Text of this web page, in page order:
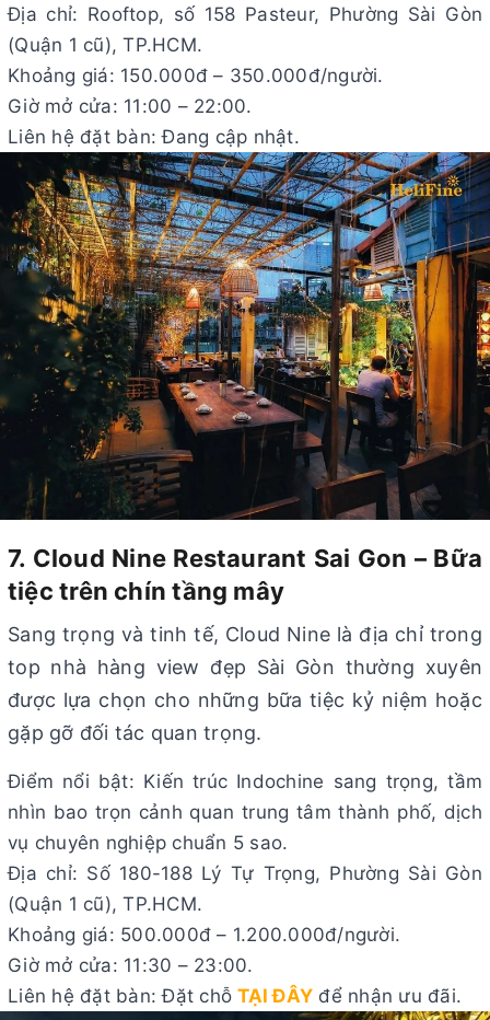
Địa chỉ: Rooftop, số 158 Pasteur, Phường Sài Gòn
(Quận 1 cũ), TP.HCM.
Khoảng giá: 150.000đ – 350.000đ/người.
Giờ mở cửa: 11:00 – 22:00.
Liên hệ đặt bàn: Đang cập nhật.
7. Cloud Nine Restaurant Sai Gon – Bữa
tiệc trên chín tầng mây
Sang trọng và tinh tế, Cloud Nine là địa chỉ trong
top nhà hàng view đẹp Sài Gòn thường xuyên
được lựa chọn cho những bữa tiệc kỷ niệm hoặc
gặp gỡ đối tác quan trọng.
Điểm nổi bật: Kiến trúc Indochine sang trọng, tầm
nhìn bao trọn cảnh quan trung tâm thành phố, dịch
vụ chuyên nghiệp chuẩn 5 sao.
Địa chỉ: Số 180-188 Lý Tự Trọng, Phường Sài Gòn
(Quận 1 cũ), TP.HCM.
Khoảng giá: 500.000đ – 1.200.000đ/người.
Giờ mở cửa: 11:30 – 23:00.
Liên hệ đặt bàn: Đặt chỗTẠI ĐÂY để nhận ưu đãi.